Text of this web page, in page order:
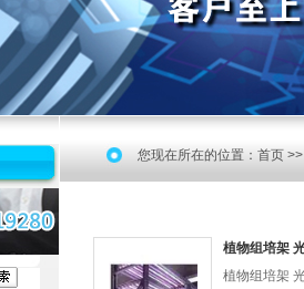
您现在所在的位置： 首页
植物组培架
植物组培架